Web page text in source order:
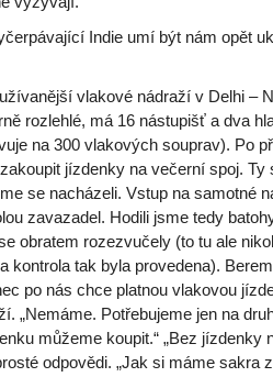
Indie umí být nám opět
vlakové nádraží v Delhi –
rozlehlé, má 16 nástupišť a dva
na 300 vlakových souprav). Po
jízdenky na večerní spoj.
se nacházeli. Vstup na samotné
zavazadel. Hodili jsme tedy
obratem rozezvučely (to tu ale
kontrola tak byla provedena).
po nás chce platnou vlakovou
„Nemáme. Potřebujeme jen na
můžeme koupit.“ „Bez jízdenky
odpovědi. „Jak si máme sakra